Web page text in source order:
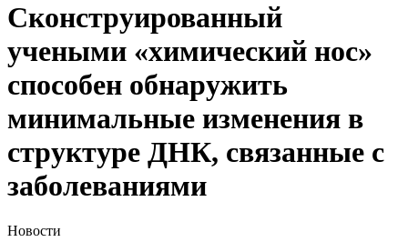
Сконструированный
учеными «химический нос»
способен обнаружить
минимальные изменения в
структуре ДНК, связанные с
заболеваниями
Новости